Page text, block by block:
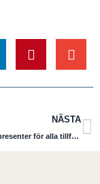
NÄSTA
Sörmländska presenter för alla tillfällen